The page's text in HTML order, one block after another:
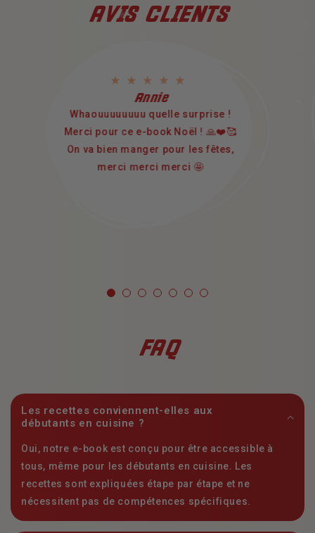
AVIS CLIENTS
Annie
Whaouuuuuuuu quelle surprise !
Merci pour ce e-book Noël ! 🙏❤️🥰
On va bien manger pour les fêtes,
merci merci merci 🤩
FAQ
Les recettes conviennent-elles aux
débutants en cuisine ?
Oui, notre e-book est conçu pour être accessible à
tous, même pour les débutants en cuisine. Les
recettes sont expliquées étape par étape et ne
nécessitent pas de compétences spécifiques.